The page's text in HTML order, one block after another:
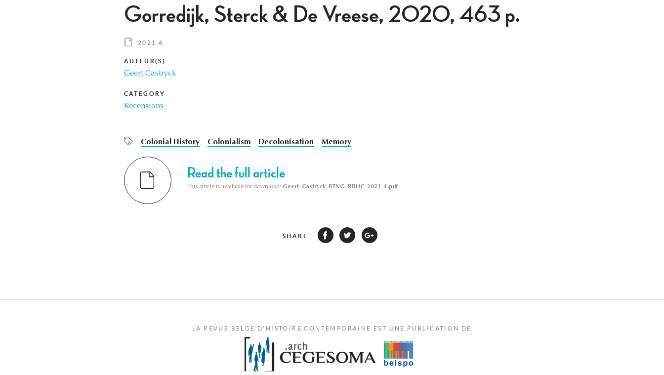
Gorredijk, Sterck & De Vreese, 2020, 463 p.
2021 4
AUTEUR(S)
Geert Castryck
CATEGORY
Récensions
Colonial History Colonialism Decolonisation Memory
Read the full article
This article is available for download: Geert_Castryck_BTNG_RBHC_2021_4.pdf
SHARE
LA REVUE BELGE D'HISTOIRE CONTEMPORAINE EST UNE PUBLICATION DE